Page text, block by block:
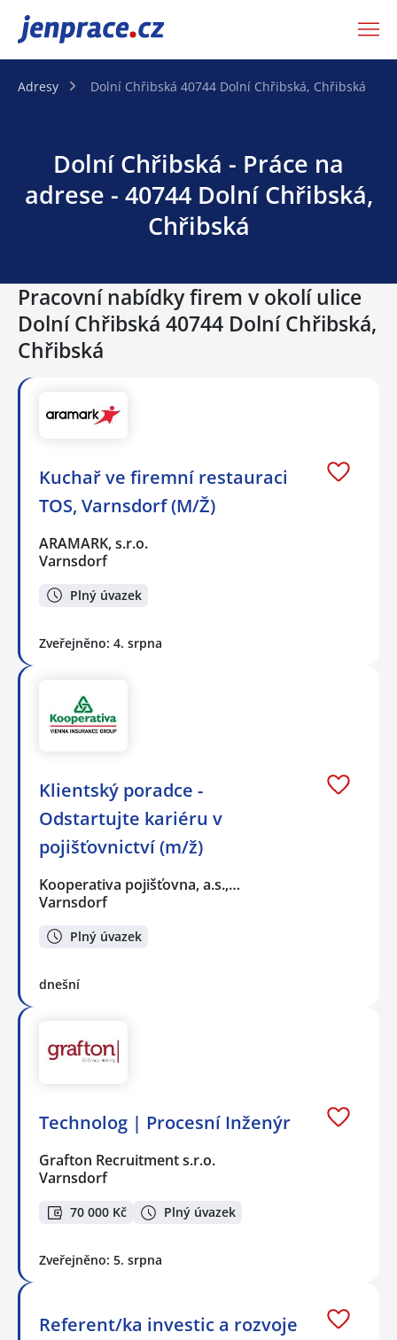
JenPráce.cz
Adresy Dolní Chřibská 40744 Dolní Chřibská, Chřibská
Dolní Chřibská - Práce na
adrese - 40744 Dolní Chřibská,
Chřibská
Pracovní nabídky firem v okolí ulice
Dolní Chřibská 40744 Dolní Chřibská,
Chřibská
Kuchař ve firemní restauraci
TOS, Varnsdorf (M/Ž)
ARAMARK, s.r.o.
Varnsdorf
Plný úvazek
Zveřejněno: 4. srpna
Klientský poradce -
Odstartujte kariéru v
pojišťovnictví (m/ž)
Kooperativa pojišťovna, a.s.,…
Varnsdorf
Plný úvazek
dnešní
Technolog | Procesní Inženýr
Grafton Recruitment s.r.o.
Varnsdorf
70 000 Kč Plný úvazek
Zveřejněno: 5. srpna
Referent/ka investic a rozvoje